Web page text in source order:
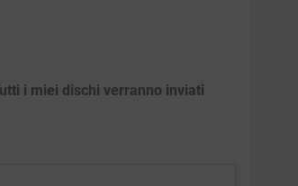
i miei dischi verranno inviati